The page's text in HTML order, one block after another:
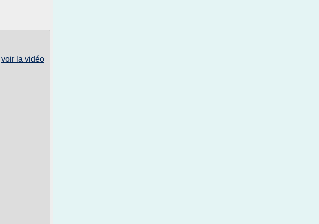
voir la vidéo